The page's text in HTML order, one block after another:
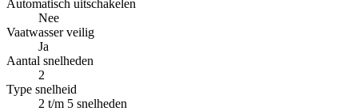
Automatisch uitschakelen
Nee
Vaatwasser veilig
Ja
Aantal snelheden
2
Type snelheid
2 t/m 5 snelheden